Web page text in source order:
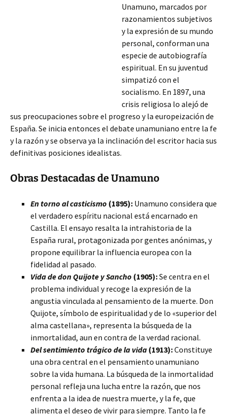
Unamuno, marcados por
razonamientos subjetivos
y la expresión de su mundo
personal, conforman una
especie de autobiografía
espiritual. En su juventud
simpatizó con el
socialismo. En 1897, una
crisis religiosa lo alejó de
sus preocupaciones sobre el progreso y la europeización de
España. Se inicia entonces el debate unamuniano entre la fe
y la razón y se observa ya la inclinación del escritor hacia sus
definitivas posiciones idealistas.
Obras Destacadas de Unamuno
En torno al casticismo (1895): Unamuno considera que
el verdadero espíritu nacional está encarnado en
Castilla. El ensayo resalta la intrahistoria de la
España rural, protagonizada por gentes anónimas, y
propone equilibrar la influencia europea con la
fidelidad al pasado.
Vida de don Quijote y Sancho (1905):Se centra en el
problema individual y recoge la expresión de la
angustia vinculada al pensamiento de la muerte. Don
Quijote, símbolo de espiritualidad y de lo «superior del
alma castellana», representa la búsqueda de la
inmortalidad, aun en contra de la verdad racional.
Del sentimiento trágico de la vida (1913):Constituye
una obra central en el pensamiento unamuniano
sobre la vida humana. La búsqueda de la inmortalidad
personal refleja una lucha entre la razón, que nos
enfrenta a la idea de nuestra muerte, y la fe, que
alimenta el deseo de vivir para siempre. Tanto la fe